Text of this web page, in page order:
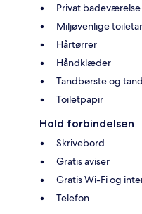
Privat badeværelse
Miljøvenlige
Hårtørrer
Håndklæder
Tandbørste og
Toiletpapir
Hold forbindelsen
Skrivebord
Gratis aviser
Gratis Wi-Fi og
Telefon